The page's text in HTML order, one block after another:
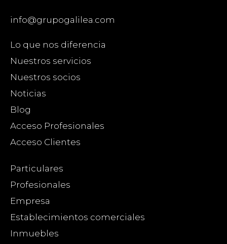
info@grupogalilea.com
Lo que nos diferencia
Nuestros servicios
Nuestros socios
Noticias
Blog
Acceso Profesionales
Acceso Clientes
Particulares
Profesionales
Empresa
Establecimientos comerciales
Inmuebles